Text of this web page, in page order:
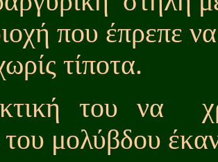
που έπρεπε
τίποτα.
του να
του μολύβδου